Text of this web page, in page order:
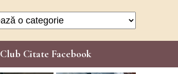
Club Citate Facebook